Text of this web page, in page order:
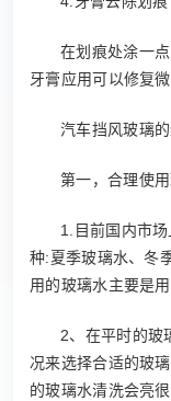
在划痕处涂一
牙膏应用可以修复
汽车挡风玻璃
第一，合理使
1.目前国内市
种:夏季玻璃水、冬
用的玻璃水主要是
2、在平时的玻
况来选择合适的玻
的玻璃水清洗会亮